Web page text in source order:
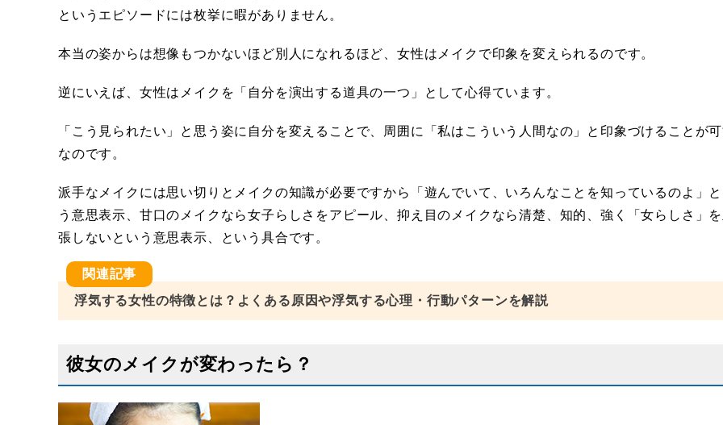
というエピソードには枚挙に暇がありません。
本当の姿からは想像もつかないほど別人になれるほど、女性はメイクで印象を変えられるのです。
逆にいえば、女性はメイクを「自分を演出する道具の一つ」として心得ています。
「こう見られたい」と思う姿に自分を変えることで、周囲に「私はこういう人間なの」と印象づけることが
なのです。
派手なメイクには思い切りとメイクの知識が必要ですから「遊んでいて、いろんなことを知っているのよ」
う意思表示、甘口のメイクなら女子らしさをアピール、抑え目のメイクなら清楚、知的、強く「女らしさ」
張しないという意思表示、という具合です。
浮気する女性の特徴とは？よくある原因や浮気する心理・行動パターンを解説
彼女のメイクが変わったら？